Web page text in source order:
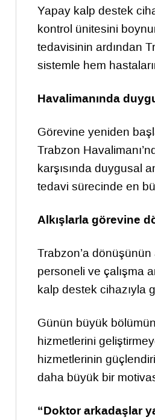
Yapay kalp destek
kontrol ünitesini
tedavisinin ardından
sistemle hem
Havalimanında
Görevine yeniden
Trabzon
karşısında duygusal
tedavi sürecinde en
Alkışlarla görevine
Trabzon’a
personeli ve çalışma
kalp destek cihazıyla
Günün büyük
hizmetlerini
hizmetlerinin
daha büyük bir
“Doktor arkadaşlar